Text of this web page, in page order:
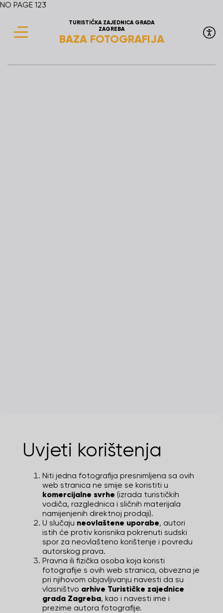
TURISTIČKA ZAJEDNICA GRADA
ZAGREBA
BAZA FOTOGRAFIJA
NO PAGE 123
Uvjeti korištenja
Niti jedna fotografija presnimljena sa ovih
web stranica ne smije se koristiti u
komercijalne svrhe (izrada turističkih
vodiča, razglednica i sličnih materijala
namijenjenih direktnoj prodaji).
U slučaju neovlaštene uporabe, autori
istih će protiv korisnika pokrenuti sudski
spor za neovlašteno korištenje i povredu
autorskog prava.
Pravna ili fizička osoba koja koristi
fotografije s ovih web stranica, obvezna je
pri njihovom objavljivanju navesti da su
vlasništvo arhive Turističke zajednice
grada Zagreba, kao i navesti ime i
prezime autora fotografije.